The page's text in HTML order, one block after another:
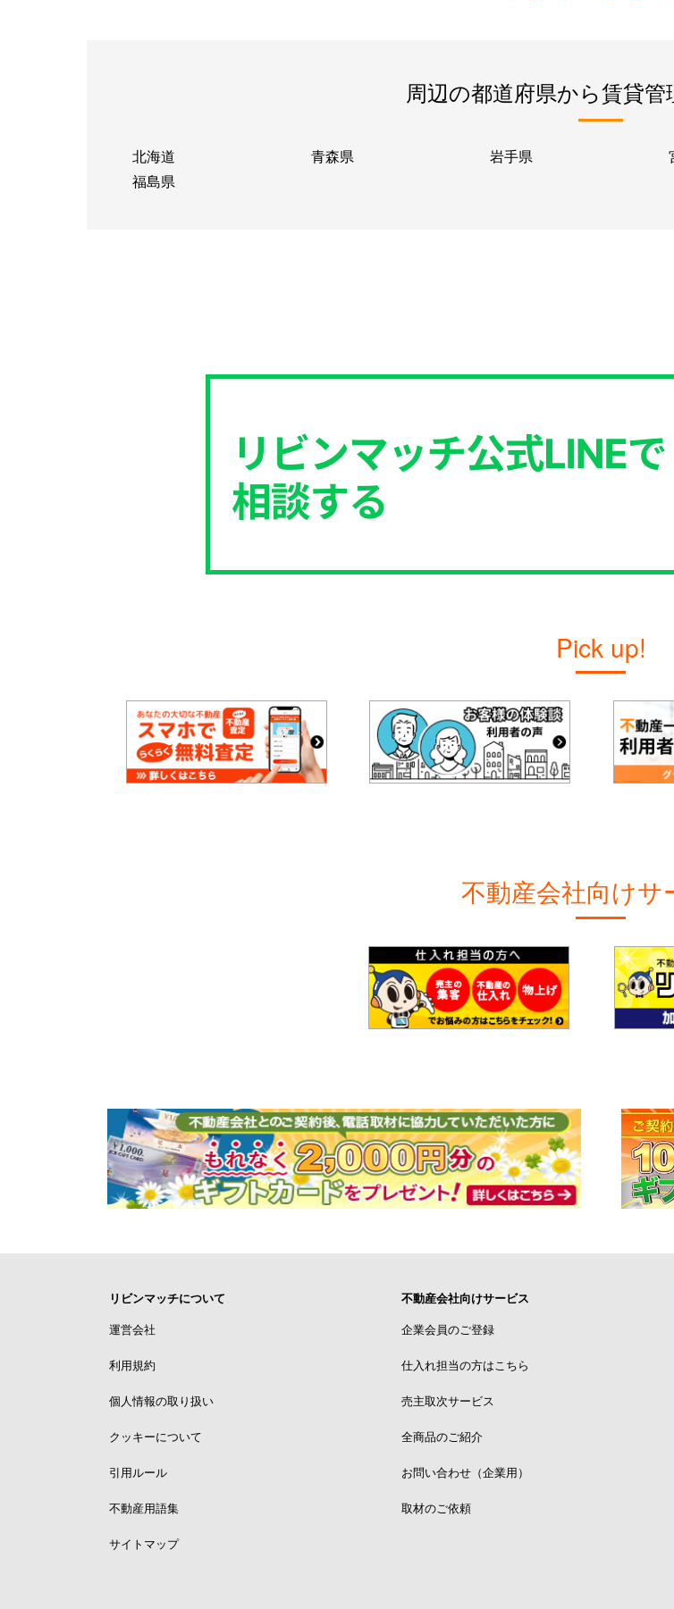
周辺の都道府県から賃貸
北海道 青森県 岩手県
福島県
Pick up!
不動産会社向けサ
リビンマッチについて
運営会社
利用規約
個人情報の取り扱い
クッキーについて
引用ルール
不動産用語集
サイトマップ
不動産会社向けサービス
企業会員のご登録
仕入れ担当の方はこちら
売主取次サービス
全商品のご紹介
お問い合わせ（企業用）
取材のご依頼